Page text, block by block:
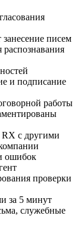
писем
распознавания
и подписание
работы
RX с другими
ошибок
проверки
за 5 минут
служебные